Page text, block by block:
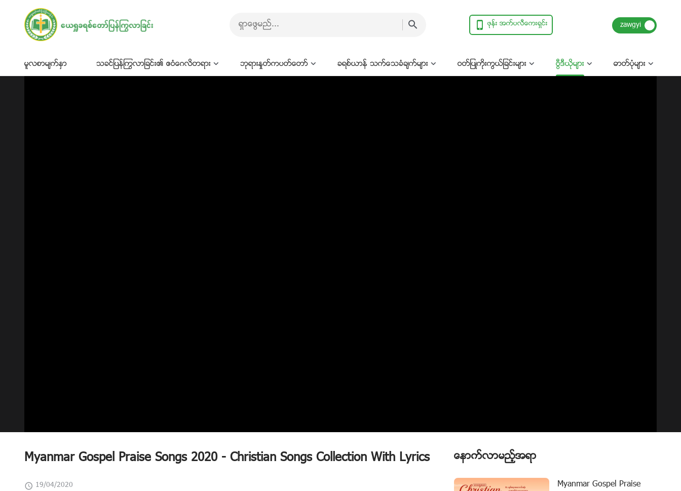
ဖုန္း အက္ပလီေကးရွင္း
မူလစာမ်က္ႏွာ သခင္ျပန္ႂကြလာျခင္း၏ ဧဝံေဂလိတရား ဘုရားႏႈတ္ကပတ္ေတာ္ ခရစ္ယာန္ သက္ေသခံခ်က္မ်ား ဝတ္ျပဳကိုးကြယ္ျခင္းမ်ား ဗြီဒီယိုမ်ား ဓာတ္ပုံမ်ား
Myanmar Gospel Praise Songs 2020 - Christian Songs Collection With Lyrics
19/04/2020
ေနာက္လာမည့္အရာ
Myanmar Gospel Praise